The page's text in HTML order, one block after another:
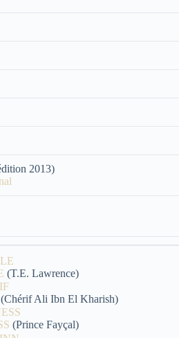
2013)
(T.E. Lawrence)
(Chérif Ali Ibn El Kharish)
(Prince Fayçal)